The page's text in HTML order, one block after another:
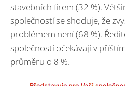
stavebních firem (32 %).
společností se shoduje, že
problémem není (68 %).
společností očekávají v
průměru o 8 %.